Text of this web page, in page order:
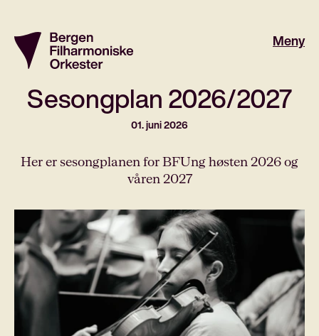
Meny
Sesongplan 2026/2027
01. juni 2026
Her er sesongplanen for BFUng høsten 2026 og
våren 2027